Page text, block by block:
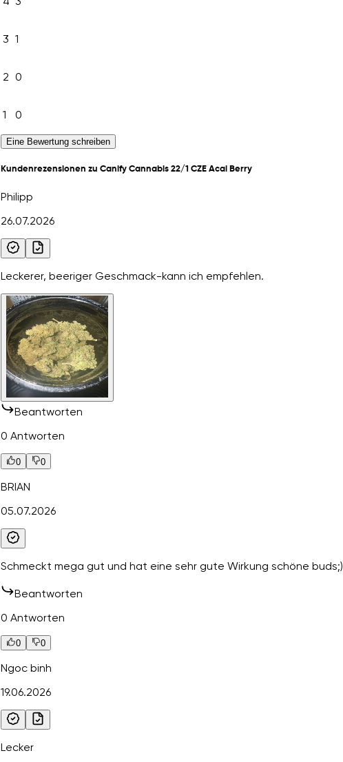
3 1
2 0
1 0
Eine Bewertung schreiben
Kundenrezensionen zu Canify Cannabis 22/1 CZE Acai Berry
Philipp
26.07.2026
Leckerer, beeriger Geschmack-kann ich empfehlen.
Beantworten
0 Antworten
0 0
BRIAN
05.07.2026
Schmeckt mega gut und hat eine sehr gute Wirkung schöne buds;)
Beantworten
0 Antworten
0 0
Ngoc binh
19.06.2026
Lecker